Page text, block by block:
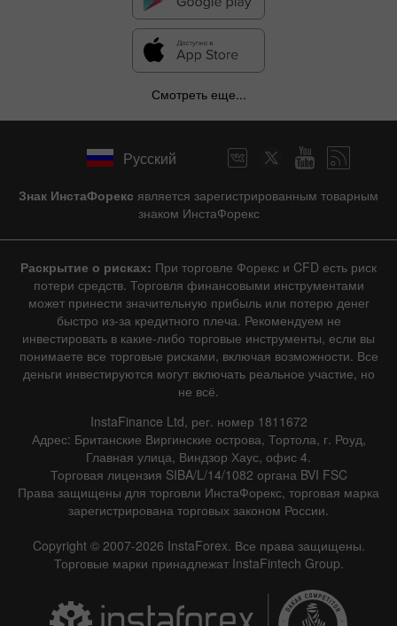
Смотреть еще...
Русский
Знак ИнстаФорекс является зарегистрированным товарным
знаком ИнстаФорекс
Раскрытие о рисках: При торговле Форекс и CFD есть риск
потери средств. Торговля финансовыми инструментами
может принести значительную прибыль или потерю денег
быстро из-за кредитного плеча. Рекомендуем не
инвестировать в какие-либо торговые инструменты, если вы
понимаете все торговые рисками, включая возможности. Все
деньги инвестируются могут включать реальное участие, но
не всё.
InstaFinance Ltd, рег. номер 1811672
Адрес: Британские Виргинские острова, Тортола, г. Роуд,
Главная улица, Виндзор Хаус, офис 4.
Торговая лицензия SIBA/L/14/1082 органа BVI FSC
Права защищены для торговли ИнстаФорекс, торговая марка
зарегистрирована торговых законом России.
Copyright © 2007-2026 InstaForex. Все права защищены.
Торговые марки принадлежат InstaFintech Group.